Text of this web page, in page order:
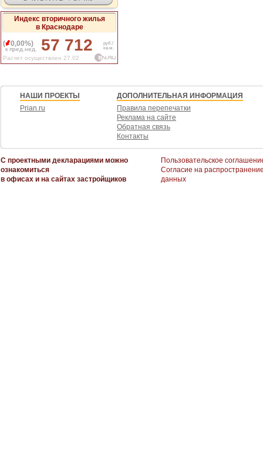
Индекс вторичного жилья
в Краснодаре
(
0,00%)
к пред.нед. 57 712
руб./
кв.м.
Расчет осуществлен 27.02
НАШИ ПРОЕКТЫ
Prian.ru
ДОПОЛНИТЕЛЬНАЯ ИНФОРМАЦИЯ
Правила перепечатки
Реклама на сайте
Обратная связь
Контакты
С проектными декларациями можно
ознакомиться
в офисах и на сайтах застройщиков
Пользовательское
Согласие на
данных